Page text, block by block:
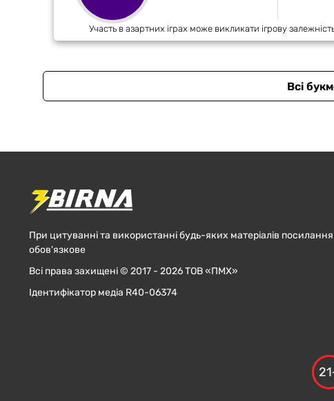
Участь в азартних іграх може викликати ігрову
Всі
При цитуванні та використанні будь-яких матеріалів
обов'язкове
Всі права захищені © 2017 - 2026 ТОВ «ПМХ»
Ідентифікатор медіа R40-06374